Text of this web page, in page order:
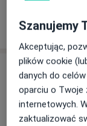
Adres
Szanujemy
Akceptując,
plików cookie
danych do
oparciu o Twoje
internetowych.
zaktualizować